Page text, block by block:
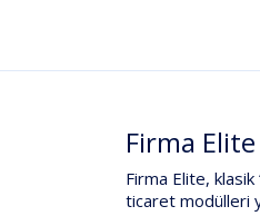
Firma Elite
Firma Elite, klasik
ticaret modülleri